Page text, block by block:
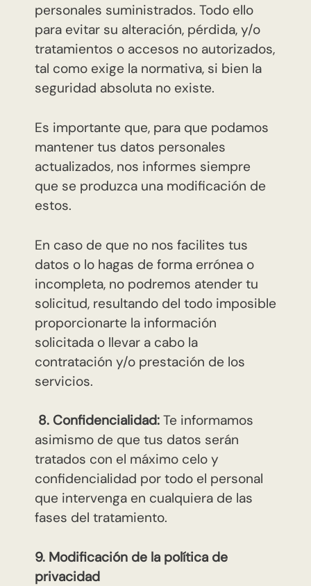
personales suministrados. Todo ello
para evitar su alteración, pérdida, y/o
tratamientos o accesos no autorizados,
tal como exige la normativa, si bien la
seguridad absoluta no existe.
Es importante que, para que podamos
mantener tus datos personales
actualizados, nos informes siempre
que se produzca una modificación de
estos.
En caso de que no nos facilites tus
datos o lo hagas de forma errónea o
incompleta, no podremos atender tu
solicitud, resultando del todo imposible
proporcionarte la información
solicitada o llevar a cabo la
contratación y/o prestación de los
servicios.
8. Confidencialidad: Te informamos
asimismo de que tus datos serán
tratados con el máximo celo y
confidencialidad por todo el personal
que intervenga en cualquiera de las
fases del tratamiento.
9. Modificación de la política de
privacidad